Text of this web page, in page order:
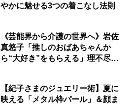
やかに魅せる3つの着こなし法則
《芸能界から介護の世界へ》岩佐
真悠子「推しのおばあちゃんか
ら“大好き”をもらえる」理不尽さ
場は「愛おしい」
【紀子さまのジュエリー術】夏に
映える「メタル枠パール」＆顔ま